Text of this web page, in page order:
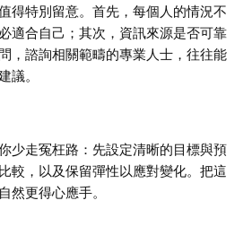
得特別留意。首先，每個人的情況不
適合自己；其次，資訊來源是否可靠
，諮詢相關範疇的專業人士，往往能
議。
少走冤枉路：先設定清晰的目標與預
較，以及保留彈性以應對變化。把這
然更得心應手。